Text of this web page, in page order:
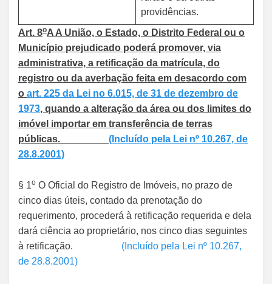
providências.
Art. 8oA A União, o Estado, o Distrito Federal ou o
Município prejudicado poderá promover, via
administrativa, a retificação da matrícula, do
registro ou da averbação feita em desacordo com
o art. 225 da Lei no 6.015, de 31 de dezembro de
1973, quando a alteração da área ou dos limites do
imóvel importar em transferência de terras
públicas. (Incluído pela Lei nº 10.267, de
28.8.2001)
§ 1o O Oficial do Registro de Imóveis, no prazo de
cinco dias úteis, contado da prenotação do
requerimento, procederá à retificação requerida e dela
dará ciência ao proprietário, nos cinco dias seguintes
à retificação. (Incluído pela Lei nº 10.267,
de 28.8.2001)